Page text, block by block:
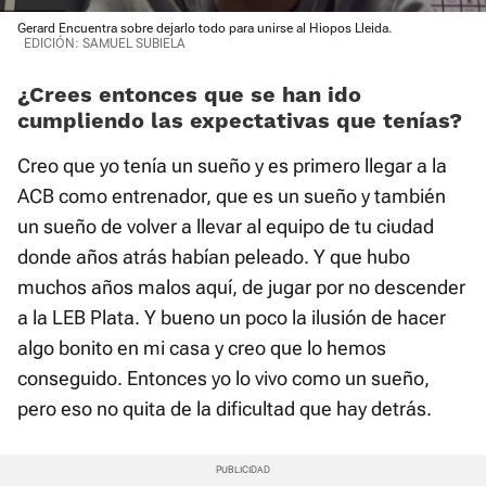
Time
Gerard Encuentra sobre dejarlo todo para unirse al Hiopos Lleida.
EDICIÓN: SAMUEL SUBIELA
¿Crees entonces que se han ido
cumpliendo las expectativas que tenías?
Creo que yo tenía un sueño y es primero llegar a la
ACB como entrenador, que es un sueño y también
un sueño de volver a llevar al equipo de tu ciudad
donde años atrás habían peleado. Y que hubo
muchos años malos aquí, de jugar por no descender
a la LEB Plata. Y bueno un poco la ilusión de hacer
algo bonito en mi casa y creo que lo hemos
conseguido. Entonces yo lo vivo como un sueño,
pero eso no quita de la dificultad que hay detrás.